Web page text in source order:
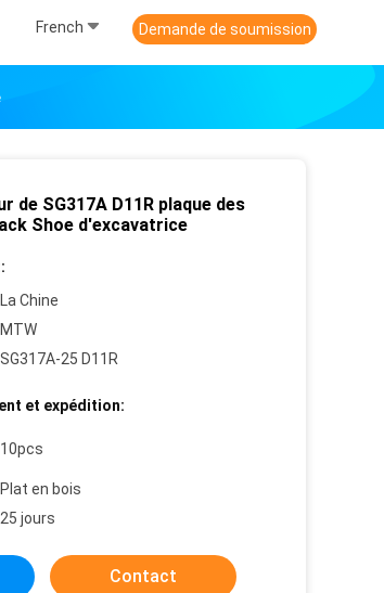
French Demande de soumission
de SG317A D11R plaque des
Shoe d'excavatrice
La Chine
MTW
SG317A-25 D11R
et expédition:
10pcs
Plat en bois
25 jours
Contact